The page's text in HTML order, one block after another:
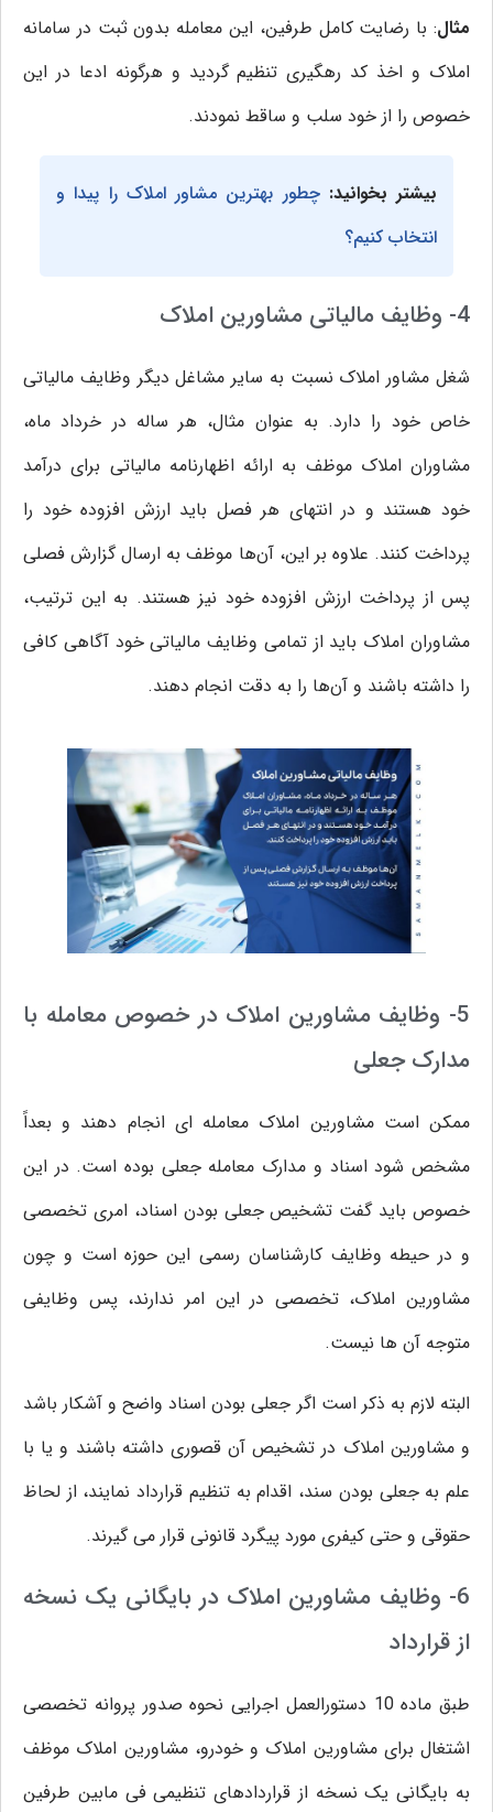
مثال: با رضایت کامل طرفین، این معامله بدون ثبت در سامانه
املاک و اخذ کد رهگیری تنظیم گردید و هرگونه ادعا در این
خصوص را از خود سلب و ساقط نمودند.
بیشتر بخوانید:چطور بهترین مشاور املاک را پیدا و
انتخاب کنیم؟
4- وظایف مالیاتی مشاورین املاک
شغل مشاور املاک نسبت به سایر مشاغل دیگر وظایف مالیاتی
خاص خود را دارد. به عنوان مثال، هر ساله در خرداد ماه،
مشاوران املاک موظف به ارائه اظهارنامه مالیاتی برای درآمد
خود هستند و در انتهای هر فصل باید ارزش افزوده خود را
پرداخت کنند. علاوه بر این، آن‌ها موظف به ارسال گزارش فصلی
پس از پرداخت ارزش افزوده خود نیز هستند. به این ترتیب،
مشاوران املاک باید از تمامی وظایف مالیاتی خود آگاهی کافی
را داشته باشند و آن‌ها را به دقت انجام دهند.
5- وظایف مشاورین املاک در خصوص معامله با
مدارک جعلی
ممکن است مشاورین املاک معامله ای انجام دهند و بعداً
مشخص شود اسناد و مدارک معامله جعلی بوده است. در این
خصوص باید گفت تشخیص جعلی بودن اسناد، امری تخصصی
و در حیطه وظایف کارشناسان رسمی این حوزه است و چون
مشاورین املاک، تخصصی در این امر ندارند، پس وظایفی
متوجه آن ها نیست.
البته لازم به ذکر است اگر جعلی بودن اسناد واضح و آشکار باشد
و مشاورین املاک در تشخیص آن قصوری داشته باشند و یا با
علم به جعلی بودن سند، اقدام به تنظیم قرارداد نمایند، از لحاظ
حقوقی و حتی کیفری مورد پیگرد قانونی قرار می گیرند.
6- وظایف مشاورین املاک در بایگانی یک نسخه
از قرارداد
طبق ماده 10 دستورالعمل اجرایی نحوه صدور پروانه تخصصی
اشتغال برای مشاورین املاک و خودرو، مشاورین املاک موظف
به بایگانی یک نسخه از قراردادهای تنظیمی فی مابین طرفین